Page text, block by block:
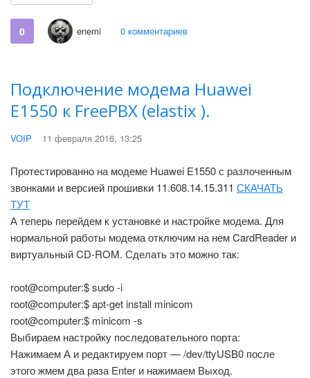
0 enemi 0 комментариев
Подключение модема Huawei
E1550 к FreePBX (elastix ).
VOIP 11 февраля 2016, 13:25
Протестированно на модеме Huawei E1550 с разлоченным
звонками и версией прошивки 11.608.14.15.311 СКАЧАТЬ
ТУТ
А теперь перейдем к установке и настройке модема. Для
нормальной работы модема отключим на нем CardReader и
виртуальный CD-ROM. Сделать это можно так:
root@computer:$ sudo -i
root@computer:$ apt-get install minicom
root@computer:$ minicom -s
Выбираем настройку последовательного порта:
Нажимаем А и редактируем порт — /dev/ttyUSB0 после
этого жмем два раза Enter и нажимаем Выход.